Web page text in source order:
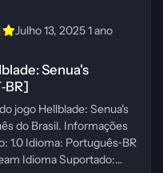
Julho 13, 20251 ano
Senua's
jogo Hellblade: Senua's
do Brasil. Informações
1.0 Idioma: Português‑BR
Idioma Suportado: